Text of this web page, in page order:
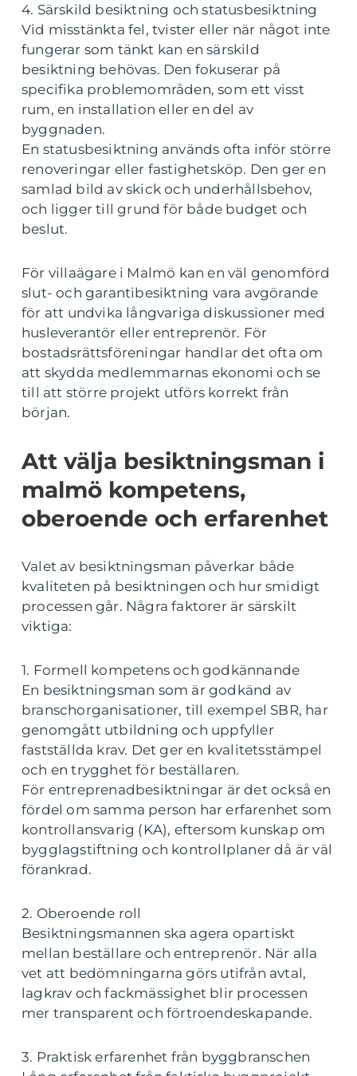
4. Särskild besiktning och statusbesiktning
Vid misstänkta fel, tvister eller när något inte
fungerar som tänkt kan en särskild
besiktning behövas. Den fokuserar på
specifika problemområden, som ett visst
rum, en installation eller en del av
byggnaden.
En statusbesiktning används ofta inför större
renoveringar eller fastighetsköp. Den ger en
samlad bild av skick och underhållsbehov,
och ligger till grund för både budget och
beslut.
För villaägare i Malmö kan en väl genomförd
slut- och garantibesiktning vara avgörande
för att undvika långvariga diskussioner med
husleverantör eller entreprenör. För
bostadsrättsföreningar handlar det ofta om
att skydda medlemmarnas ekonomi och se
till att större projekt utförs korrekt från
början.
Att välja besiktningsman i
malmö kompetens,
oberoende och erfarenhet
Valet av besiktningsman påverkar både
kvaliteten på besiktningen och hur smidigt
processen går. Några faktorer är särskilt
viktiga:
1. Formell kompetens och godkännande
En besiktningsman som är godkänd av
branschorganisationer, till exempel SBR, har
genomgått utbildning och uppfyller
fastställda krav. Det ger en kvalitetsstämpel
och en trygghet för beställaren.
För entreprenadbesiktningar är det också en
fördel om samma person har erfarenhet som
kontrollansvarig (KA), eftersom kunskap om
bygglagstiftning och kontrollplaner då är väl
förankrad.
2. Oberoende roll
Besiktningsmannen ska agera opartiskt
mellan beställare och entreprenör. När alla
vet att bedömningarna görs utifrån avtal,
lagkrav och fackmässighet blir processen
mer transparent och förtroendeskapande.
3. Praktisk erfarenhet från byggbranschen